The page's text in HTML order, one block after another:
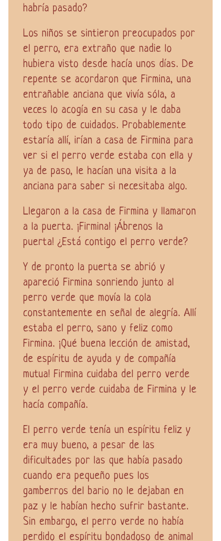
habría pasado?
Los niños se sintieron preocupados por
el perro, era extraño que nadie lo
hubiera visto desde hacía unos días. De
repente se acordaron que Firmina, una
entrañable anciana que vivía sóla, a
veces lo acogía en su casa y le daba
todo tipo de cuidados. Probablemente
estaría allí, irían a casa de Firmina para
ver si el perro verde estaba con ella y
ya de paso, le hacían una visita a la
anciana para saber si necesitaba algo.
Llegaron a la casa de Firmina y llamaron
a la puerta. ¡Firmina! ¡Ábrenos la
puerta! ¿Está contigo el perro verde?
Y de pronto la puerta se abrió y
apareció Firmina sonriendo junto al
perro verde que movía la cola
constantemente en señal de alegría. Allí
estaba el perro, sano y feliz como
Firmina. ¡Qué buena lección de amistad,
de espíritu de ayuda y de compañía
mutua! Firmina cuidaba del perro verde
y el perro verde cuidaba de Firmina y le
hacía compañía.
El perro verde tenía un espíritu feliz y
era muy bueno, a pesar de las
dificultades por las que había pasado
cuando era pequeño pues los
gamberros del bario no le dejaban en
paz y le habían hecho sufrir bastante.
Sin embargo, el perro verde no había
perdido el espíritu bondadoso de animal